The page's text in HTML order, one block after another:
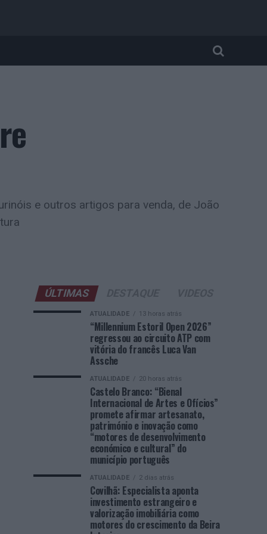
e outros artigos para venda, de João
ÚLTIMAS
ATUALIDADE 13 horas atrás
“Millennium Estoril Open 2026”
regressou ao circuito ATP com
vitória do francês Luca Van
Assche
ATUALIDADE 20 horas atrás
Castelo Branco: “Bienal
Internacional de Artes e Ofícios”
promete afirmar artesanato,
património e inovação como
“motores de desenvolvimento
económico e cultural” do
município português
ATUALIDADE 2 dias atrás
Covilhã: Especialista aponta
investimento estrangeiro e
valorização imobiliária como
motores do crescimento da Beira